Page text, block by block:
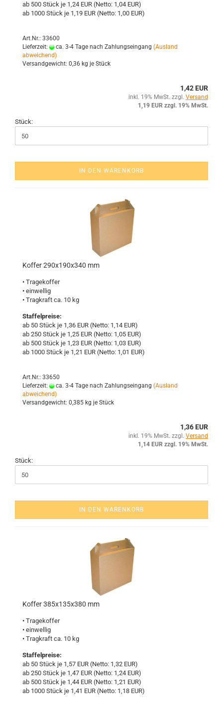
ab 500 Stück je 1,24 EUR (Netto: 1,04 EUR)
ab 1000 Stück je 1,19 EUR (Netto: 1,00 EUR)
Art.Nr.: 33600
Lieferzeit:
ca. 3-4 Tage nach Zahlungseingang (Ausland
abweichend)
Versandgewicht: 0,36 kg je Stück
1,42 EUR
inkl. 19% MwSt. zzgl. Versand
1,19 EUR zzgl. 19% MwSt.
Stück:
IN DEN WARENKORB
Kof­fer 290x190x340 mm
• Tra­ge­kof­fer
• ein­wel­lig
• Trag­kraft ca. 10 kg
Staffelpreise:
ab 50 Stück je 1,36 EUR (Netto: 1,14 EUR)
ab 250 Stück je 1,25 EUR (Netto: 1,05 EUR)
ab 500 Stück je 1,23 EUR (Netto: 1,03 EUR)
ab 1000 Stück je 1,21 EUR (Netto: 1,01 EUR)
Art.Nr.: 33650
Lieferzeit:
ca. 3-4 Tage nach Zahlungseingang (Ausland
abweichend)
Versandgewicht: 0,385 kg je Stück
1,36 EUR
inkl. 19% MwSt. zzgl. Versand
1,14 EUR zzgl. 19% MwSt.
Stück:
IN DEN WARENKORB
Kof­fer 385x135x380 mm
• Tra­ge­kof­fer
• ein­wel­lig
• Trag­kraft ca. 10 kg
Staffelpreise:
ab 50 Stück je 1,57 EUR (Netto: 1,32 EUR)
ab 250 Stück je 1,47 EUR (Netto: 1,24 EUR)
ab 500 Stück je 1,44 EUR (Netto: 1,21 EUR)
ab 1000 Stück je 1,41 EUR (Netto: 1,18 EUR)